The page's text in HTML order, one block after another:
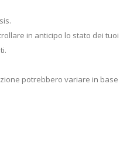
in anticipo lo stato dei tuoi
potrebbero variare in base